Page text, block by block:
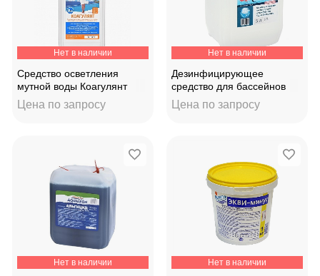
Нет в наличии
Средство осветления
мутной воды Коагулянт
"AQUALEON" 1,1кг
Цена по запросу
Нет в наличии
Дезинфицирующее
средство для бассейнов
"O2 ACTIVE" 10л.
Цена по запросу
Нет в наличии Нет в наличии